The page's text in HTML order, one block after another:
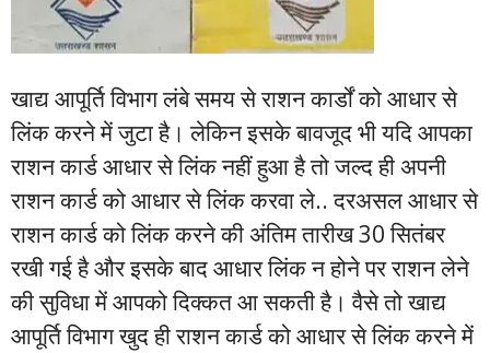
खाद्य आपूर्ति विभाग लंबे समय से राशन कार्डों को आधार से
लिंक करने में जुटा है। लेकिन इसके बावजूद भी यदि आपका
राशन कार्ड आधार से लिंक नहीं हुआ है तो जल्द ही अपनी
राशन कार्ड को आधार से लिंक करवा ले.. दरअसल आधार से
राशन कार्ड को लिंक करने की अंतिम तारीख 30 सितंबर
रखी गई है और इसके बाद आधार लिंक न होने पर राशन लेने
की सुविधा में आपको दिक्कत आ सकती है। वैसे तो खाद्य
आपूर्ति विभाग खुद ही राशन कार्ड को आधार से लिंक करने में